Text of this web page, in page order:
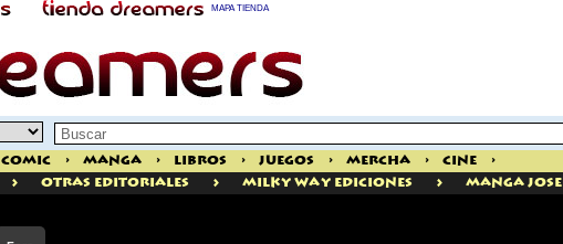
MAPA TIENDA
Comic > Manga > Libros > Juegos > Mercha > Cine
>
> Otras Editoriales > Milky Way Ediciones > Manga Josei